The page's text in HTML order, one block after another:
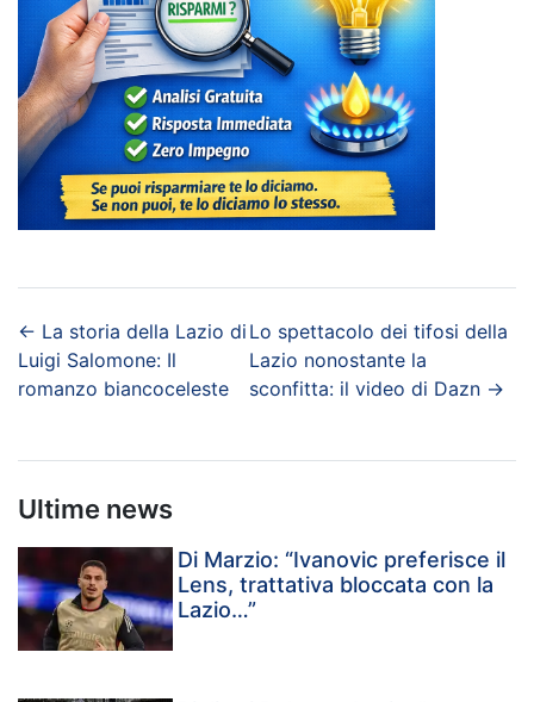
← La storia della Lazio di
Luigi Salomone: Il
romanzo biancoceleste
Lo spettacolo dei tifosi della
Lazio nonostante la
sconfitta: il video di Dazn →
Ultime news
Di Marzio: “Ivanovic preferisce il
Lens, trattativa bloccata con la
Lazio…”